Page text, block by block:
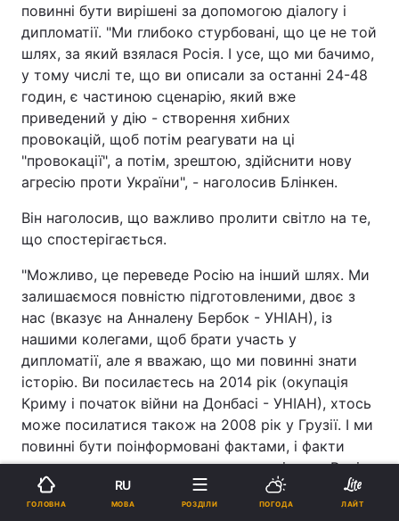
повинні бути вирішені за допомогою діалогу і
дипломатії. "Ми глибоко стурбовані, що це не той
шлях, за який взялася Росія. І усе, що ми бачимо,
у тому числі те, що ви описали за останні 24-48
годин, є частиною сценарію, який вже
приведений у дію - створення хибних
провокацій, щоб потім реагувати на ці
"провокації", а потім, зрештою, здійснити нову
агресію проти України", - наголосив Блінкен.
Він наголосив, що важливо пролити світло на те,
що спостерігається.
"Можливо, це переведе Росію на інший шлях. Ми
залишаємося повністю підготовленими, двоє з
нас (вказує на Анналену Бербок - УНІАН), із
нашими колегами, щоб брати участь у
дипломатії, але я вважаю, що ми повинні знати
історію. Ви посилаєтесь на 2014 рік (окупація
Криму і початок війни на Донбасі - УНІАН), хтось
може посилатися також на 2008 рік у Грузії. І ми
повинні бути поінформовані фактами, і факти
говорять про те, що попри слова, які каже Росія
в останні дні про відведення військ від кордону,
цього не відбувається. Навпаки, ми бачимо, як
ГОЛОВНА
RU
МОВА РОЗДІЛИ ПОГОДА ЛАЙТ